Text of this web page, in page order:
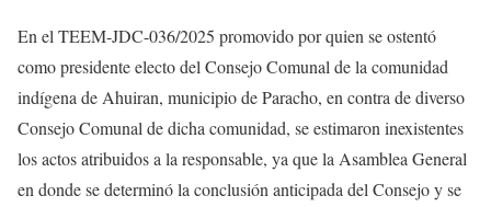
En el TEEM-JDC-036/2025 promovido por quien se ostentó
como presidente electo del Consejo Comunal de la comunidad
indígena de Ahuiran, municipio de Paracho, en contra de diverso
Consejo Comunal de dicha comunidad, se estimaron inexistentes
los actos atribuidos a la responsable, ya que la Asamblea General
en donde se determinó la conclusión anticipada del Consejo y se